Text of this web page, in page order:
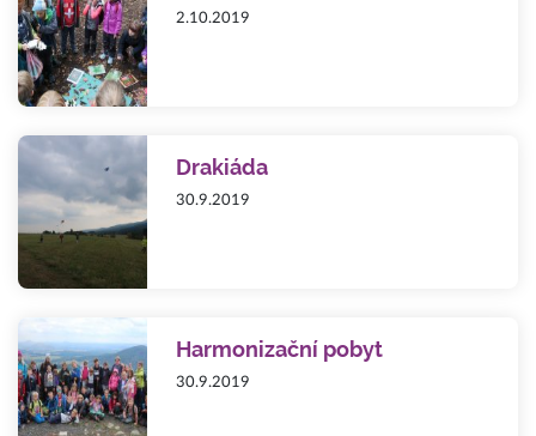
2.10.2019
Drakiáda
30.9.2019
Harmonizační pobyt
30.9.2019